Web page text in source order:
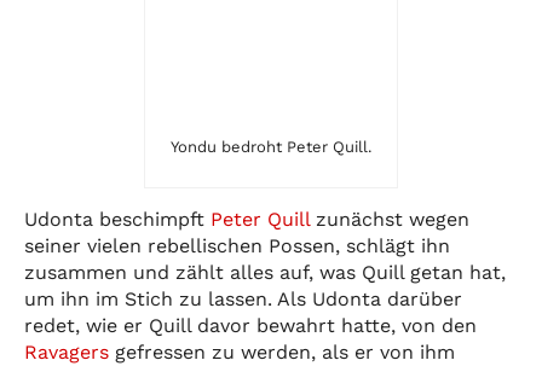
Yondu bedroht Peter Quill.
Udonta beschimpft Peter Quillzunächst wegen
seiner vielen rebellischen Possen, schlägt ihn
zusammen und zählt alles auf, was Quill getan hat,
um ihn im Stich zu lassen. Als Udonta darüber
redet, wie er Quill davor bewahrt hatte, von den
Ravagers gefressen zu werden, als er von ihm